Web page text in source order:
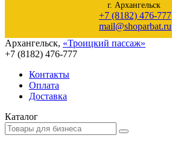
г. Архангельск
+7 (8182) 476-777
mail@shoparbat.ru
Архангельск, «Троицкий пассаж»
+7 (8182) 476-777
Контакты
Оплата
Доставка
Каталог